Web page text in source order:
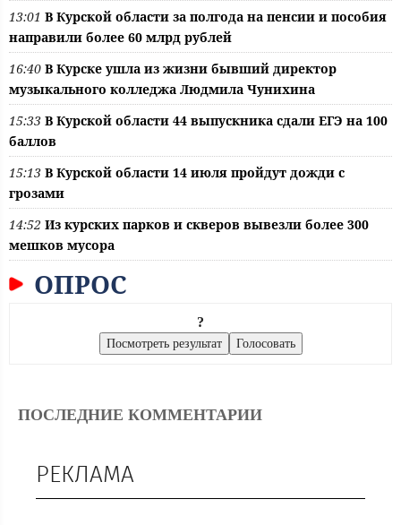
13:01 В Курской области за полгода на пенсии и пособия
направили более 60 млрд рублей
16:40 В Курске ушла из жизни бывший директор
музыкального колледжа Людмила Чунихина
15:33 В Курской области 44 выпускника сдали ЕГЭ на 100
баллов
15:13 В Курской области 14 июля пройдут дожди с
грозами
14:52 Из курских парков и скверов вывезли более 300
мешков мусора
ОПРОС
?
ПОСЛЕДНИЕ КОММЕНТАРИИ
РЕКЛАМА